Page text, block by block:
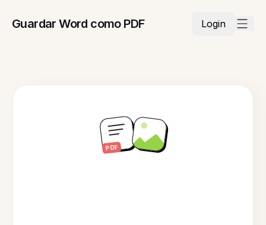
Guardar Word como PDF Login